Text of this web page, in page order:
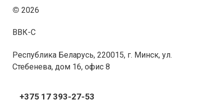
© 2026
ВВК-С
Республика Беларусь, 220015, г. Минск, ул.
Стебенева, дом 16, офис 8
+375 17 393-27-53